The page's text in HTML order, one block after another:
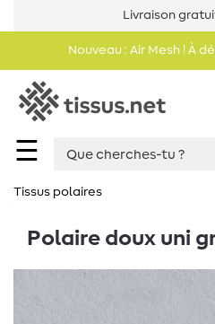
Livraison
Nouveau : Air Mesh ! À
☰
Tissus polaires
Polaire doux uni